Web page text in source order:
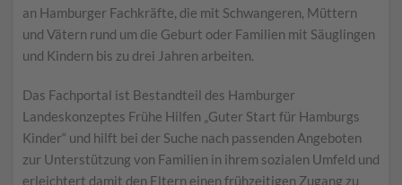
an Hamburger Fachkräfte, die mit Schwangeren, Müttern
und Vätern rund um die Geburt oder Familien mit Säuglingen
und Kindern bis zu drei Jahren arbeiten.
Das Fachportal ist Bestandteil des Hamburger
Landeskonzeptes Frühe Hilfen „Guter Start für Hamburgs
Kinder“ und hilft bei der Suche nach passenden Angeboten
zur Unterstützung von Familien in ihrem sozialen Umfeld und
erleichtert damit den Eltern einen frühzeitigen Zugang zu